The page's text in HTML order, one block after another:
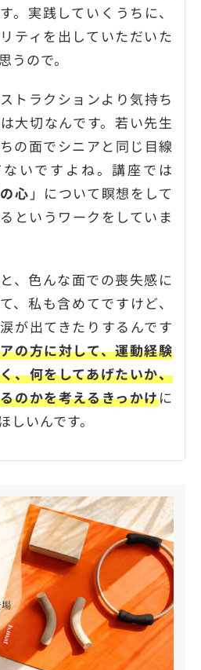
。実践していくうちに、
ティを出していただいた
うので。
トラクションより気持ち
大切なんです。若い先生
の面でシニアと同じ目線
いですよね。講座では
心 」について瞑想をして
というワークをしていま
、色んな面での喪失感に
、私も含めてですけど、
が出てきたりするんです
の方に対して、運動経験
、何をしてあげたいか、
のかを考えるきっかけに
しいんです。